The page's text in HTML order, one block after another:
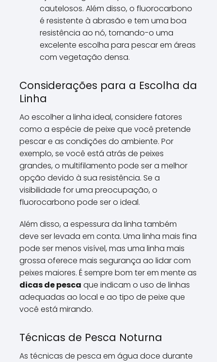
cautelosos. Além disso, o fluorocarbono
é resistente à abrasão e tem uma boa
resistência ao nó, tornando-o uma
excelente escolha para pescar em áreas
com vegetação densa.
Considerações para a Escolha da
Linha
Ao escolher a linha ideal, considere fatores
como a espécie de peixe que você pretende
pescar e as condições do ambiente. Por
exemplo, se você está atrás de peixes
grandes, o multifilamento pode ser a melhor
opção devido à sua resistência. Se a
visibilidade for uma preocupação, o
fluorocarbono pode ser o ideal.
Além disso, a espessura da linha também
deve ser levada em conta. Uma linha mais fina
pode ser menos visível, mas uma linha mais
grossa oferece mais segurança ao lidar com
peixes maiores. É sempre bom ter em mente as
dicas de pesca que indicam o uso de linhas
adequadas ao local e ao tipo de peixe que
você está mirando.
Técnicas de Pesca Noturna
As técnicas de pesca em água doce durante